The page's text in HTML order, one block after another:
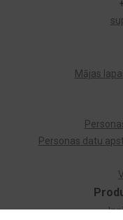
Mājas
Personas datu